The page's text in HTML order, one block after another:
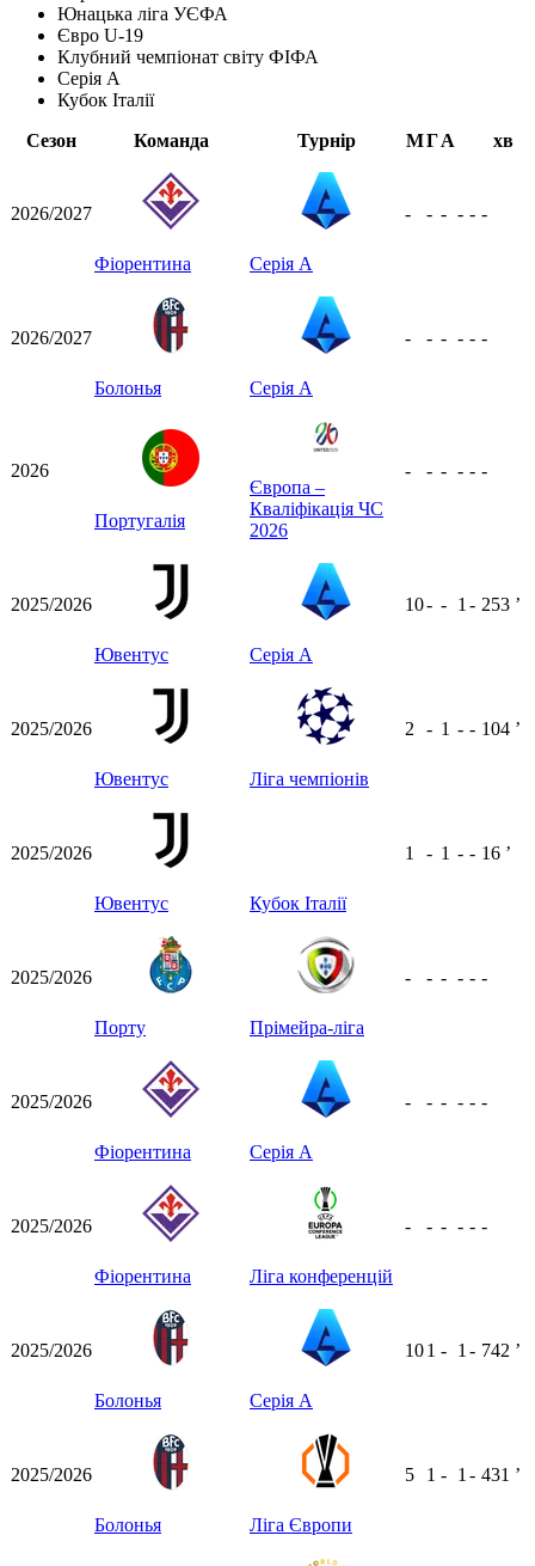
Юнацька ліга УЄФА
Євро U-19
Клубний чемпіонат світу ФІФА
Серія А
Кубок Італії
Сезон
Команда Турнір МГА хв
2026/2027
Фіорентина Серія А
- - - - - -
2026/2027
Болонья Серія А
- - - - - -
2026
Португалія
Європа –
Кваліфікація ЧС
2026
- - - - - -
2025/2026
Ювентус Серія А
10- - 1 - 253 ʼ
2025/2026
Ювентус Ліга чемпіонів
2 - 1 - - 104 ʼ
2025/2026
Ювентус Кубок Італії
1 - 1 - - 16 ʼ
2025/2026
Порту Прімейра-ліга
- - - - - -
2025/2026
Фіорентина Серія А
- - - - - -
2025/2026
Фіорентина Ліга конференцій
- - - - - -
2025/2026
Болонья Серія А
101 - 1 - 742 ʼ
2025/2026
Болонья Ліга Європи
5 1 - 1 - 431 ʼ